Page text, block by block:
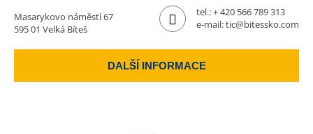
Masarykovo náměstí 67
595 01 Velká Bíteš
tel.:+ 420 566 789 313
e-mail:tic@bitessko.com
DALŠÍ INFORMACE